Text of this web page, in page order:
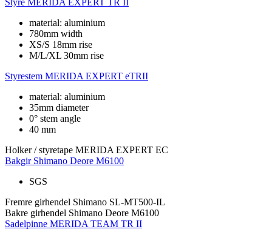
material: aluminium
780mm width
XS/S 18mm rise
M/L/XL 30mm rise
Styrestem MERIDA EXPERT eTRII
material: aluminium
35mm diameter
0° stem angle
40 mm
Holker / styretape MERIDA EXPERT EC
Bakgir Shimano Deore M6100
SGS
Fremre girhendel Shimano SL-MT500-IL
Bakre girhendel Shimano Deore M6100
Sadelpinne MERIDA TEAM TR II